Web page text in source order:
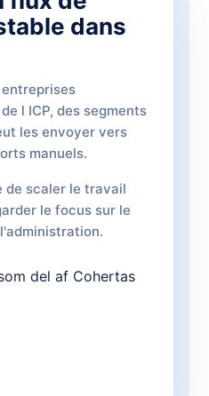
dans
l ICP, des segments
les envoyer vers
manuels.
de scaler le travail
le focus sur le